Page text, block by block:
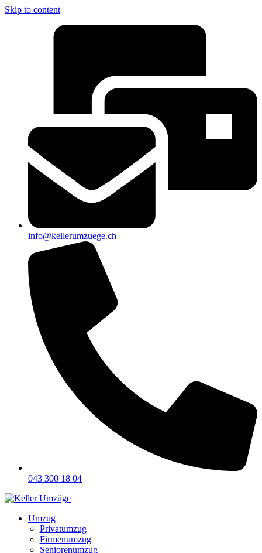
Skip to content
info@kellerumzuege.ch
043 300 18 04
Umzug
Privatumzug
Firmenumzug
Seniorenumzug